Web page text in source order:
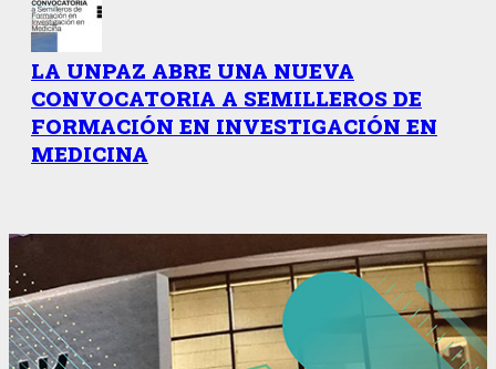
LA UNPAZ ABRE UNA NUEVA
CONVOCATORIA A SEMILLEROS DE
FORMACIÓN EN INVESTIGACIÓN EN
MEDICINA